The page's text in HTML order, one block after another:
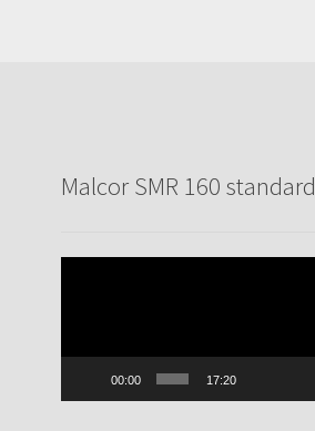
Malcor SMR 160 standard
00:00 17:20